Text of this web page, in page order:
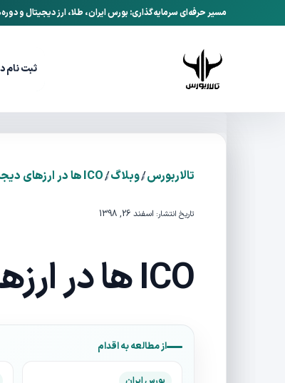
مسیر حرفه‌ای سرمایه‌گذاری: بورس ایران، طلا، ارز دیجیتال و
ثبت نام
تالاربورس/وبلاگ/ICO ها در ارزهای دیجیتال
تاریخ انتشار: اسفند 26, 1398
ICO ها در ارزهای دیجیتال
از مطالعه به اقدام